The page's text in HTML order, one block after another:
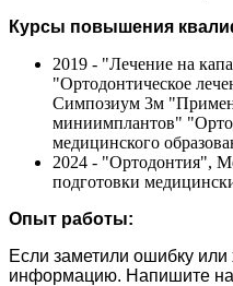
Курсы повышения
2019 - "Лечение на
"Ортодонтическое
Симпозиум 3м
миниимплантов"
медицинского
2024 - "Ортодонтия",
подготовки
Опыт работы:
Если заметили ошибку или
информацию. Напишите